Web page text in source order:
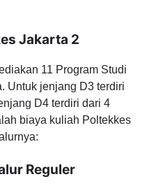
Jakarta 2
11 Program Studi
Untuk jenjang D3 terdiri
D4 terdiri dari 4
biaya kuliah Poltekkes
Reguler